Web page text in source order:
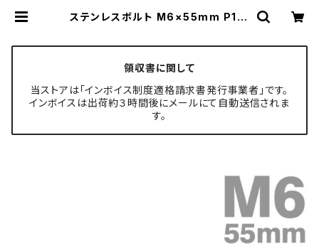
ステンレスボルト M6×55mm P1.0
04 | TECH-MASTER ボルト専門
店
領収書に関して
当ストアは「インボイス制度適格請求書発行事業者」です。
インボイスは出荷約３時間後にメールにて自動送信されま
す。